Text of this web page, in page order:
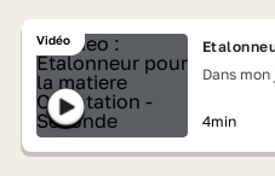
Vidéo
Dans
4min